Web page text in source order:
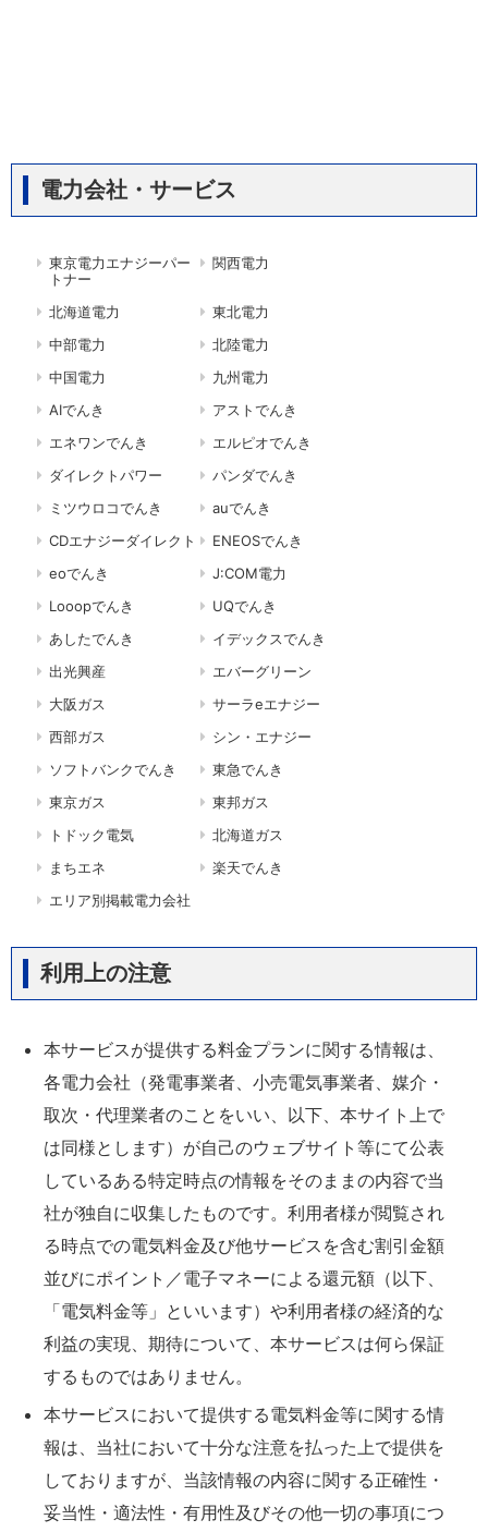
電力会社・サービス
東京電力エナジーパー
トナー
関西電力
北海道電力
東北電力
中部電力
北陸電力
中国電力
九州電力
AIでんき
アストでんき
エネワンでんき
エルピオでんき
ダイレクトパワー
パンダでんき
ミツウロコでんき
auでんき
CDエナジーダイレクト
ENEOSでんき
eoでんき
J:COM電力
Looopでんき
UQでんき
あしたでんき
イデックスでんき
出光興産
エバーグリーン
大阪ガス
サーラeエナジー
西部ガス
シン・エナジー
ソフトバンクでんき
東急でんき
東京ガス
東邦ガス
トドック電気
北海道ガス
まちエネ
楽天でんき
エリア別掲載電力会社
利用上の注意
本サービスが提供する料金プランに関する情報は、
各電力会社（発電事業者、小売電気事業者、媒介・
取次・代理業者のことをいい、以下、本サイト上で
は同様とします）が自己のウェブサイト等にて公表
しているある特定時点の情報をそのままの内容で当
社が独自に収集したものです。利用者様が閲覧され
る時点での電気料金及び他サービスを含む割引金額
並びにポイント／電子マネーによる還元額（以下、
「電気料金等」といいます）や利用者様の経済的な
利益の実現、期待について、本サービスは何ら保証
するものではありません。
本サービスにおいて提供する電気料金等に関する情
報は、当社において十分な注意を払った上で提供を
しておりますが、当該情報の内容に関する正確性・
妥当性・適法性・有用性及びその他一切の事項につ